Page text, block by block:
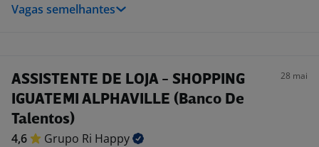
Vagas semelhantes
ASSISTENTE DE LOJA - SHOPPING
IGUATEMI ALPHAVILLE (Banco De
Talentos)
28 mai
4,6 Grupo Ri Happy